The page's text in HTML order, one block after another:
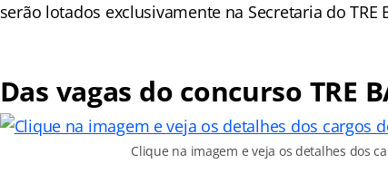
serão lotados exclusivamente na Secretaria do TRE
Das vagas do concurso TRE
Clique na imagem e veja os detalhes dos